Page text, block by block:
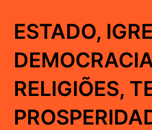
ESTADO,
RELIGIÕES,